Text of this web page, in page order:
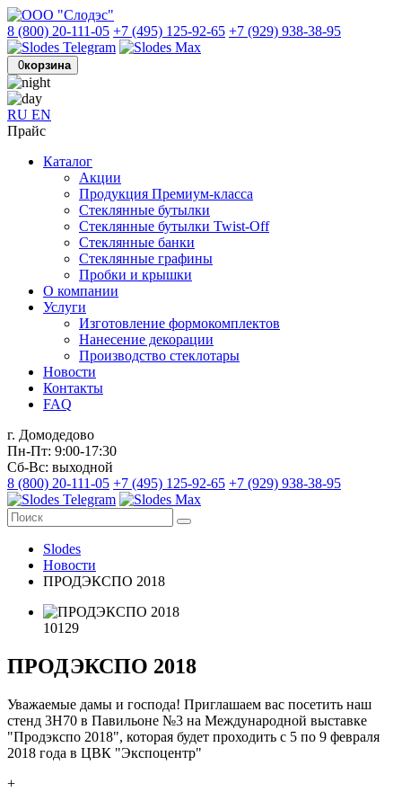
8 (800) 20-111-05 +7 (495) 125-92-65 +7 (929) 938-38-95
0корзина
RU EN
Прайс
Каталог
Акции
Продукция Премиум-класса
Стеклянные бутылки
Стеклянные бутылки Twist-Off
Стеклянные банки
Стеклянные графины
Пробки и крышки
О компании
Услуги
Изготовление формокомплектов
Нанесение декорации
Производство стеклотары
Новости
Контакты
FAQ
г. Домодедово
Пн-Пт: 9:00-17:30
Сб-Вс: выходной
8 (800) 20-111-05 +7 (495) 125-92-65 +7 (929) 938-38-95
Slodes
Новости
ПРОДЭКСПО 2018
10129
ПРОДЭКСПО 2018
Уважаемые дамы и господа! Приглашаем вас посетить наш
стенд 3Н70 в Павильоне №3 на Международной выставке
"Продэкспо 2018", которая будет проходить с 5 по 9 февраля
2018 года в ЦВК "Экспоцентр"
+